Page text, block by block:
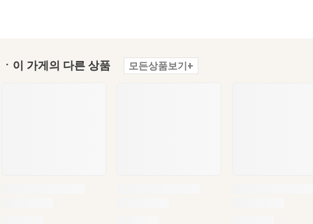
ㆍ이 가게의 다른 상품 모든상품보기+